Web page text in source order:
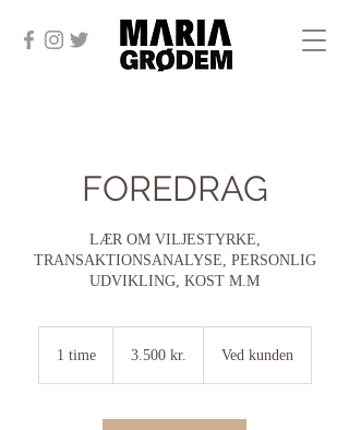
FOREDRAG
LÆR OM VILJESTYRKE,
TRANSAKTIONSANALYSE, PERSONLIG
UDVIKLING, KOST M.M
1 time1
m
kroner3.500 kr. Ved kunden